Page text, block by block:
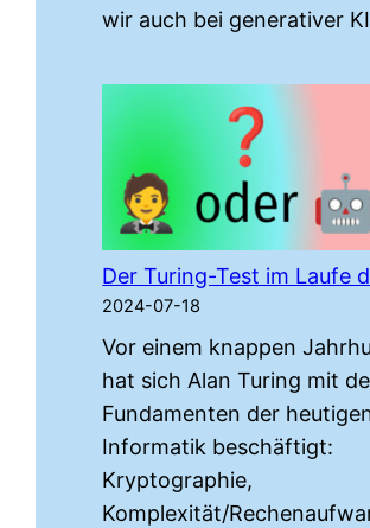
wir auch bei generativer
Der Turing-Test im Laufe
2024-07-18
Vor einem knappen
hat sich Alan Turing mit
Fundamenten der
Informatik beschäftigt:
Kryptographie,
Komplexität/